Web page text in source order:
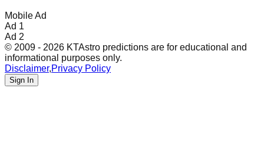
Mobile Ad
Ad 1
Ad 2
© 2009 - 2026 KTAstro predictions are for educational and
informational purposes only.
Disclaimer,Privacy Policy
Sign In